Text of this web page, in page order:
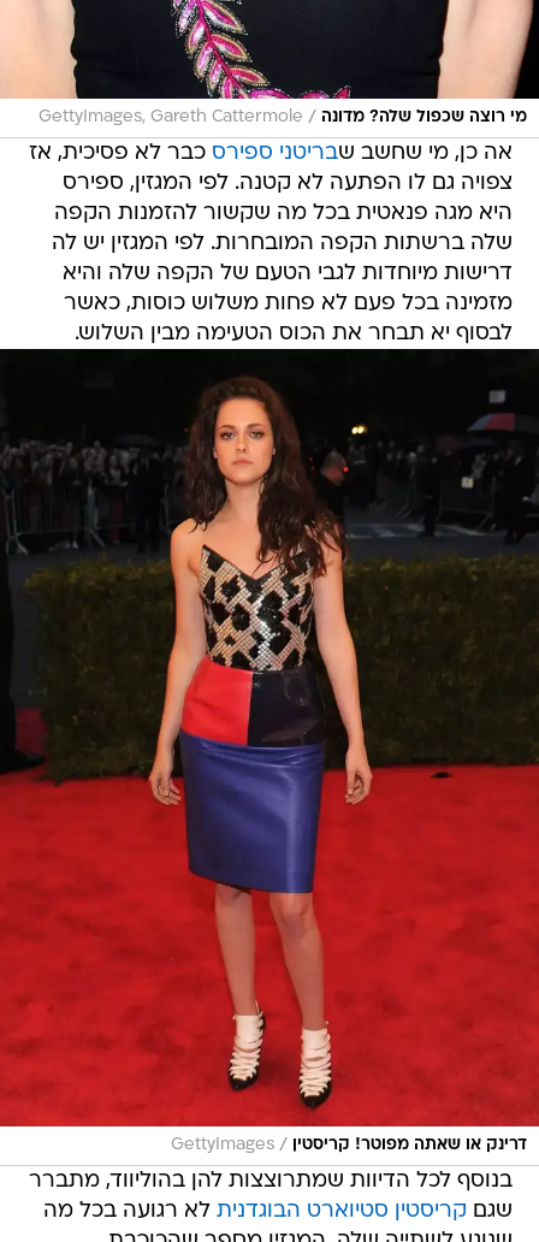
מי רוצה שכפול שלה? מדונה /
GettyImages, Gareth Cattermole
אה כן, מי שחשב שבריטני ספירס כבר לא פסיכית, אז
צפויה גם לו הפתעה לא קטנה. לפי המגזין, ספירס
היא מגה פנאטית בכל מה שקשור להזמנות הקפה
שלה ברשתות הקפה המובחרות. לפי המגזין יש לה
דרישות מיוחדות לגבי הטעם של הקפה שלה והיא
מזמינה בכל פעם לא פחות משלוש כוסות, כאשר
לבסוף יא תבחר את הכוס הטעימה מבין השלוש.
דרינק או שאתה מפוטר! קריסטין /
GettyImages
בנוסף לכל הדיוות שמתרוצצות להן בהוליווד, מתברר
שגם קריסטין סטיוארט הבוגדנית לא רגועה בכל מה